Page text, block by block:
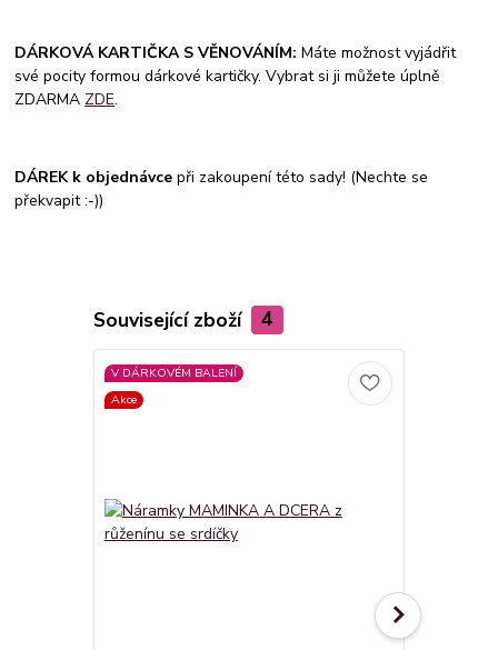
DÁRKOVÁ KARTIČKA S VĚNOVÁNÍM: Máte možnost vyjádřit
své pocity formou dárkové kartičky. Vybrat si ji můžete úplně
ZDARMA ZDE.
DÁREK k objednávcepři zakoupení této sady! (Nechte se
překvapit :-))
Související zboží 4
V DÁRKOVÉM BALENÍ
Akce